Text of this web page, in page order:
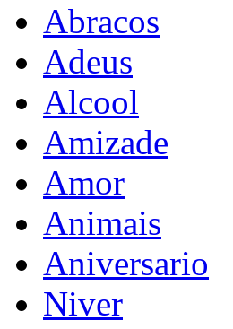
Abracos
Adeus
Alcool
Amizade
Amor
Animais
Aniversario
Niver